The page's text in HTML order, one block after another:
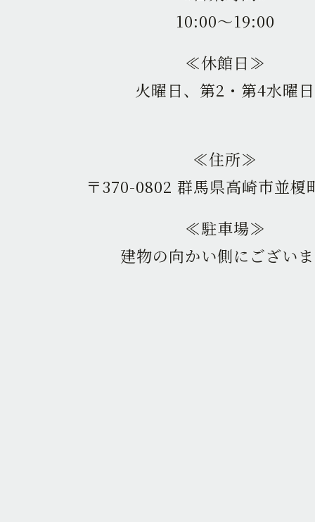
10:00〜19:00
≪休館日≫
火曜日、第2・第4水曜日
≪住所≫
〒370-0802 群馬県高崎市並榎
≪駐車場≫
建物の向かい側にござい